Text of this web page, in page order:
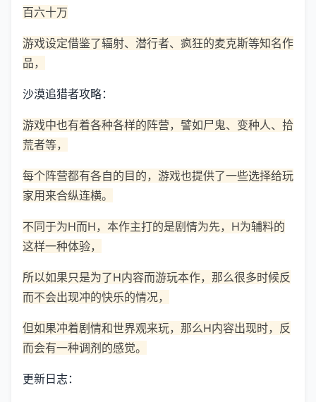
百六十万
游戏设定借鉴了辐射、潜行者、疯狂的麦克斯等知名作
品，
沙漠追猎者攻略：
游戏中也有着各种各样的阵营，譬如尸鬼、变种人、拾
荒者等，
每个阵营都有各自的目的，游戏也提供了一些选择给玩
家用来合纵连横。
不同于为H而H，本作主打的是剧情为先，H为辅料的
这样一种体验，
所以如果只是为了H内容而游玩本作，那么很多时候反
而不会出现冲的快乐的情况，
但如果冲着剧情和世界观来玩，那么H内容出现时，反
而会有一种调剂的感觉。
更新日志：